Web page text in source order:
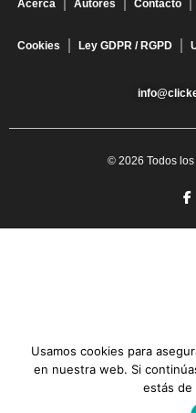
Acerca Autores Contacto
Cookies Ley GDPR / RGPD
© 2026 Todos
Usamos cookies para
en nuestra web. Si
estás de